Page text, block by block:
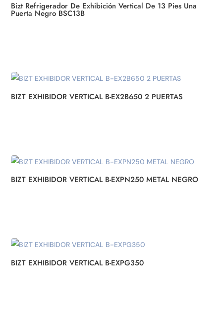
Bizt Refrigerador De Exhibición Vertical De 13 Pies Una
Puerta Negro BSC13B
BIZT EXHIBIDOR VERTICAL B-EX2B650 2 PUERTAS
BIZT EXHIBIDOR VERTICAL B-EXPN250 METAL NEGRO
BIZT EXHIBIDOR VERTICAL B-EXPG350